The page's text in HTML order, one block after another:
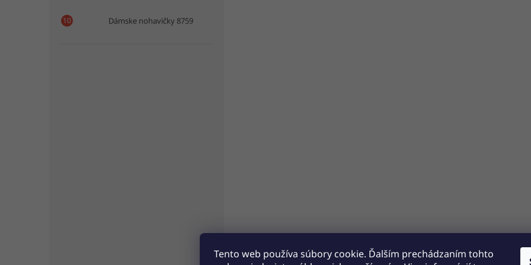
Tento web používa súbory cookie. Ďalším prechádzaním tohto
Dámske nohavičky 8759